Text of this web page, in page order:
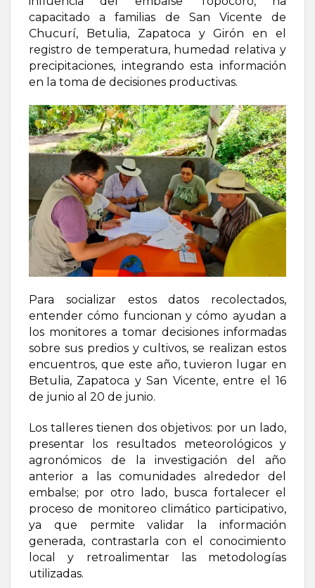
capacitado a familias de San Vicente de
Chucurí, Betulia, Zapatoca y Girón en el
registro de temperatura, humedad relativa y
precipitaciones, integrando esta información
en la toma de decisiones productivas.
Para socializar estos datos recolectados,
entender cómo funcionan y cómo ayudan a
los monitores a tomar decisiones informadas
sobre sus predios y cultivos, se realizan estos
encuentros, que este año, tuvieron lugar en
Betulia, Zapatoca y San Vicente, entre el 16
de junio al 20 de junio.
Los talleres tienen dos objetivos: por un lado,
presentar los resultados meteorológicos y
agronómicos de la investigación del año
anterior a las comunidades alrededor del
embalse; por otro lado, busca fortalecer el
proceso de monitoreo climático participativo,
ya que permite validar la información
generada, contrastarla con el conocimiento
local y retroalimentar las metodologías
utilizadas.